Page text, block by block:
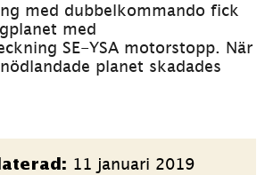
med dubbelkommando fick
med
SE-YSA motorstopp. När
planet skadades
11 januari 2019